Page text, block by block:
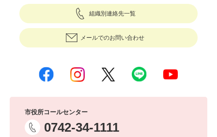
組織別連絡先一覧
メールでのお問い合わせ
市役所コールセンター
0742-34-1111